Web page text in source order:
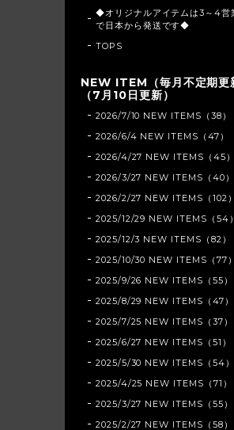
◆オリジナルアイテムは3～4営
で日本から発送です◆
TOPS
NEW ITEM（毎月不定期更
（7月10日更新）
2026/7/10 NEW ITEMS（38）
2026/6/4 NEW ITEMS（47）
2026/4/27 NEW ITEMS（45）
2026/3/27 NEW ITEMS（40）
2026/2/27 NEW ITEMS（102）
2025/12/29 NEW ITEMS（54）
2025/12/3 NEW ITEMS（82）
2025/10/30 NEW ITEMS（77）
2025/9/26 NEW ITEMS（55）
2025/8/29 NEW ITEMS（47）
2025/7/25 NEW ITEMS（37）
2025/6/27 NEW ITEMS（51）
2025/5/30 NEW ITEMS（54）
2025/4/25 NEW ITEMS（71）
2025/3/27 NEW ITEMS（55）
2025/2/27 NEW ITEMS（58）